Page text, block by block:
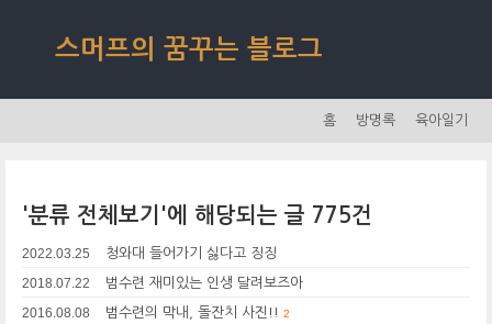
스머프의 꿈꾸는 블로그
홈 방명록 육아일기
'분류 전체보기'에 해당되는 글 775건
2022.03.25 청와대 들어가기 싫다고 징징
2018.07.22 범수련 재미있는 인생 달려보즈아
2016.08.08 범수련의 막내, 돌잔치 사진!! 2